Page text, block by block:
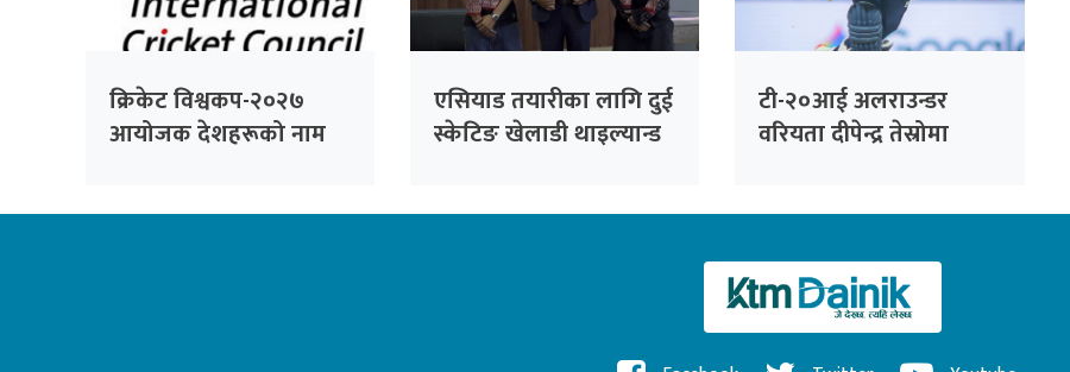
क्रिकेट विश्वकप-२०२७
आयोजक देशहरूको नाम
एसियाड तयारीका लागि दुई
स्केटिङ खेलाडी थाइल्यान्ड
टी-२०आई अलराउन्डर
वरियता दीपेन्द्र तेस्रोमा